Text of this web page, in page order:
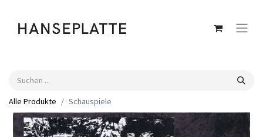
Alle Produkte Schauspiele